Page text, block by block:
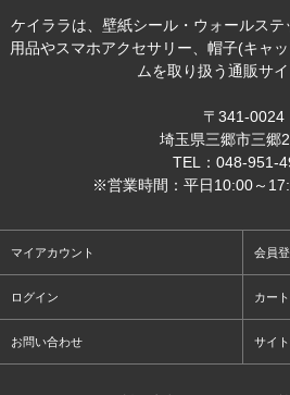
ケイララは、壁紙シール・ウォールス
用品やスマホアクセサリー、帽子(キャ
ムを取り扱う通販サイ
〒341-0024
埼玉県三郷市三郷
TEL：048-951-
※営業時間：平日10:00～
マイアカウント 会員
ログイン カー
お問い合わせ サイ